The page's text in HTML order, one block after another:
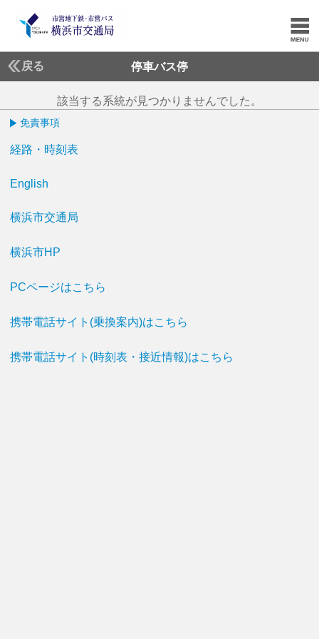
戻る 停車バス停
該当する系統が見つかりませんでした。
免責事項
経路・時刻表
English
横浜市交通局
横浜市HP
PCページはこちら
携帯電話サイト(乗換案内)はこちら
携帯電話サイト(時刻表・接近情報)はこちら